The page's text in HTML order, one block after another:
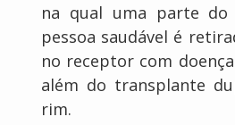
na qual uma parte
pessoa saudável é
no receptor com
além do transplante
rim.